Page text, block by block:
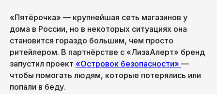
«Пятёрочка» — крупнейшая сеть магазинов у
дома в России, но в некоторых ситуациях она
становится гораздо большим, чем просто
ритейлером. В партнёрстве с «ЛизаАлерт» бренд
запустил проект «Островок безопасности» —
чтобы помогать людям, которые потерялись или
попали в беду.